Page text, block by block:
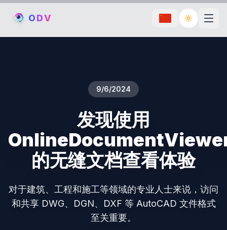
ODV Toggle
9/6/2024
发现使用
的无缝文档查看体验
对于建筑、工程和施工等领域的专业人士来说，访问
和共享 DWG、DGN、DXF 等 AutoCAD 文件格式
至关重要。